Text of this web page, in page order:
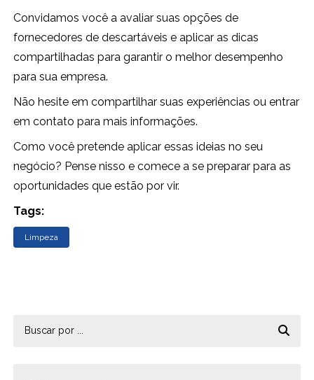
Convidamos você a avaliar suas opções de
fornecedores de descartáveis e aplicar as dicas
compartilhadas para garantir o melhor desempenho
para sua empresa.
Não hesite em compartilhar suas experiências ou entrar
em contato para mais informações.
Como você pretende aplicar essas ideias no seu
negócio? Pense nisso e comece a se preparar para as
oportunidades que estão por vir.
Tags:
Limpeza